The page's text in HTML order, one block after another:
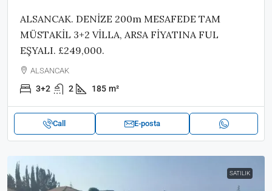
ALSANCAK. DENİZE 200m MESAFEDE TAM
MÜSTAKİL 3+2 VİLLA, ARSA FİYATINA FUL
EŞYALI. £249,000.
ALSANCAK
3+2 2 185 m²
Call E-posta
SATILIK